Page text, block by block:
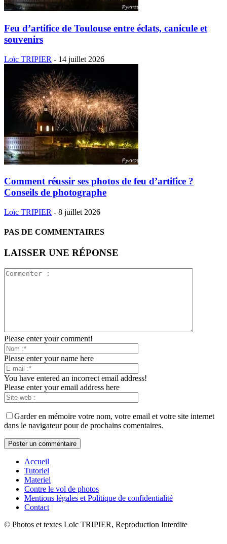
Feu d’artifice de Toulouse entre éclats, canicule et
souvenirs
Loïc TRIPIER - 14 juillet 2026
Comment réussir ses photos de feu d’artifice ?
Conseils de photographe
Loïc TRIPIER - 8 juillet 2026
PAS DE COMMENTAIRES
LAISSER UNE RÉPONSE
Please enter your comment!
Please enter your name here
You have entered an incorrect email address!
Please enter your email address here
Garder en mémoire votre nom, votre email et votre site internet
dans le navigateur pour de prochains comentaires.
Accueil
Tutoriel
Materiel
Contre le vol de photos
Mentions légales et Politique de confidentialité
Contact
© Photos et textes Loïc TRIPIER, Reproduction Interdite